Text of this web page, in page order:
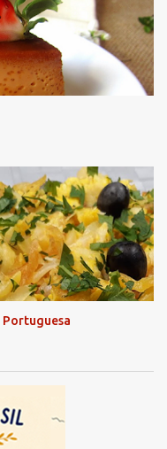
Portuguesa